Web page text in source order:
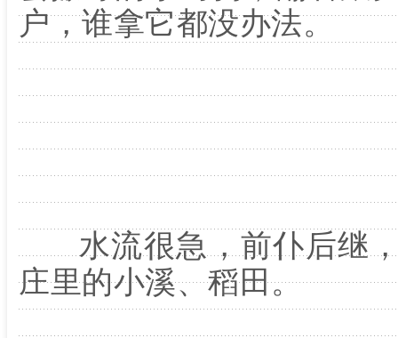
户，谁拿它都没办法。
水流很急，前仆后继，
庄里的小溪、稻田。